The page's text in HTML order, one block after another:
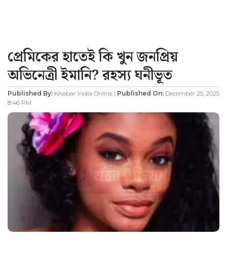
প্রেমিকের হাতেই কি খুন জনপ্রিয়
অভিনেত্রী ইমানি? রহস্য ঘনীভূত
Published By: Khabar India Online | Published On: December 25, 2025
8:46 PM